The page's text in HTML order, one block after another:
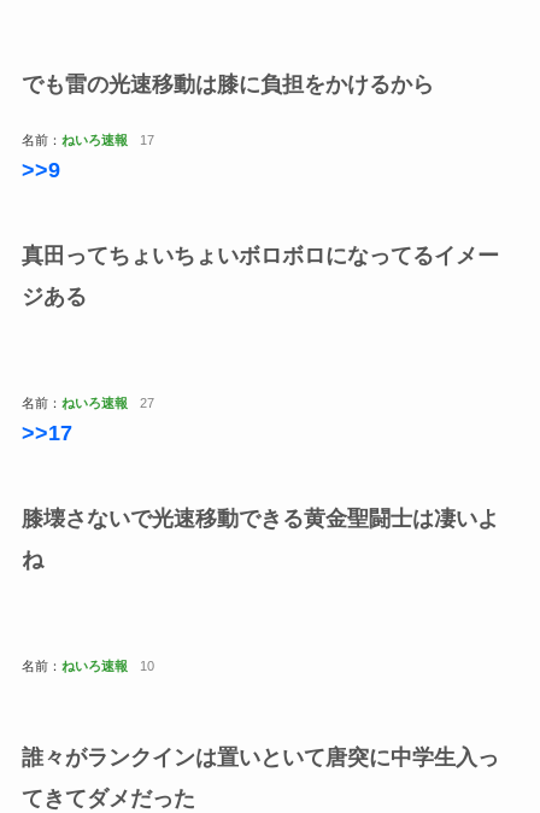
でも雷の光速移動は膝に負担をかけるから
名前： ねいろ速報 17
>>9
真田ってちょいちょいボロボロになってるイメー
ジある
名前： ねいろ速報 27
>>17
膝壊さないで光速移動できる黄金聖闘士は凄いよ
ね
名前： ねいろ速報 10
誰々がランクインは置いといて唐突に中学生入っ
てきてダメだった